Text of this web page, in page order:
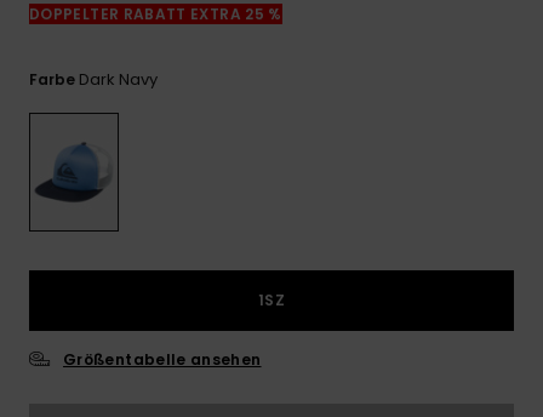
DOPPELTER RABATT EXTRA 25 %
Farbe Dark Navy
1SZ
Größentabelle ansehen